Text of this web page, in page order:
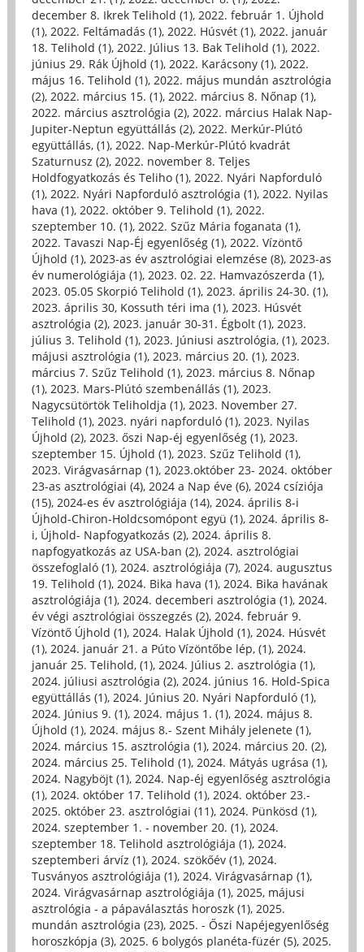
december 8. Ikrek Telihold (1), 2022. február 1. Újhold
(1), 2022. Feltámadás (1), 2022. Húsvét (1), 2022. január
18. Telihold (1), 2022. Július 13. Bak Telihold (1), 2022.
június 29. Rák Újhold (1), 2022. Karácsony (1), 2022.
május 16. Telihold (1), 2022. május mundán asztrológia
(2), 2022. március 15. (1), 2022. március 8. Nőnap (1),
2022. március asztrológia (2), 2022. március Halak Nap-
Jupiter-Neptun együttállás (2), 2022. Merkúr-Plútó
együttállás, (1), 2022. Nap-Merkúr-Plútó kvadrát
Szaturnusz (2), 2022. november 8. Teljes
Holdfogyatkozás és Teliho (1), 2022. Nyári Napforduló
(1), 2022. Nyári Napforduló asztrológia (1), 2022. Nyilas
hava (1), 2022. október 9. Telihold (1), 2022.
szeptember 10. (1), 2022. Szűz Mária foganata (1),
2022. Tavaszi Nap-Éj egyenlőség (1), 2022. Vízöntő
Újhold (1), 2023-as év asztrológiai elemzése (8), 2023-as
év numerológiája (1), 2023. 02. 22. Hamvazószerda (1),
2023. 05.05 Skorpió Telihold (1), 2023. április 24-30. (1),
2023. április 30, Kossuth téri ima (1), 2023. Húsvét
asztrológia (2), 2023. január 30-31. Égbolt (1), 2023.
július 3. Telihold (1), 2023. Júniusi asztrológia, (1), 2023.
májusi asztrológia (1), 2023. március 20. (1), 2023.
március 7. Szűz Telihold (1), 2023. március 8. Nőnap
(1), 2023. Mars-Plútó szembenállás (1), 2023.
Nagycsütörtök Teliholdja (1), 2023. November 27.
Telihold (1), 2023. nyári napforduló (1), 2023. Nyilas
Újhold (2), 2023. őszi Nap-éj egyenlőség (1), 2023.
szeptember 15. Újhold (1), 2023. Szűz Telihold (1),
2023. Virágvasárnap (1), 2023.október 23- 2024. október
23-as asztrológiai (4), 2024 a Nap éve (6), 2024 csíziója
(15), 2024-es év asztrológiája (14), 2024. április 8-i
Újhold-Chiron-Holdcsomópont együ (1), 2024. április 8-
i, Újhold- Napfogyatkozás (2), 2024. április 8.
napfogyatkozás az USA-ban (2), 2024. asztrológiai
összefoglaló (1), 2024. asztrológiája (7), 2024. augusztus
19. Telihold (1), 2024. Bika hava (1), 2024. Bika havának
asztrológiája (1), 2024. decemberi asztrológia (1), 2024.
év végi asztrológiai összegzés (2), 2024. február 9.
Vízöntő Újhold (1), 2024. Halak Újhold (1), 2024. Húsvét
(1), 2024. január 21. a Púto Vízöntőbe lép, (1), 2024.
január 25. Telihold, (1), 2024. Július 2. asztrológia (1),
2024. júliusi asztrológia (2), 2024. június 16. Hold-Spica
együttállás (1), 2024. Június 20. Nyári Napforduló (1),
2024. Június 9. (1), 2024. május 1. (1), 2024. május 8.
Újhold (1), 2024. május 8.- Szent Mihály jelenete (1),
2024. március 15. asztrológia (1), 2024. március 20. (2),
2024. március 25. Telihold (1), 2024. Mátyás ugrása (1),
2024. Nagyböjt (1), 2024. Nap-éj egyenlőség asztrológia
(1), 2024. október 17. Telihold (1), 2024. október 23.-
2025. október 23. asztrológiai (11), 2024. Pünkösd (1),
2024. szeptember 1. - november 20. (1), 2024.
szeptember 18. Telihold asztrológiája (1), 2024.
szeptemberi árvíz (1), 2024. szökőév (1), 2024.
Tusványos asztrológiája (1), 2024. Virágvasárnap (1),
2024. Virágvasárnap asztrológiája (1), 2025, májusi
asztrológia - a pápaválasztás horoszk (1), 2025.
mundán asztrológia (23), 2025. - Őszi Napéjegyenlőség
horoszkópja (3), 2025. 6 bolygós planéta-füzér (5), 2025.